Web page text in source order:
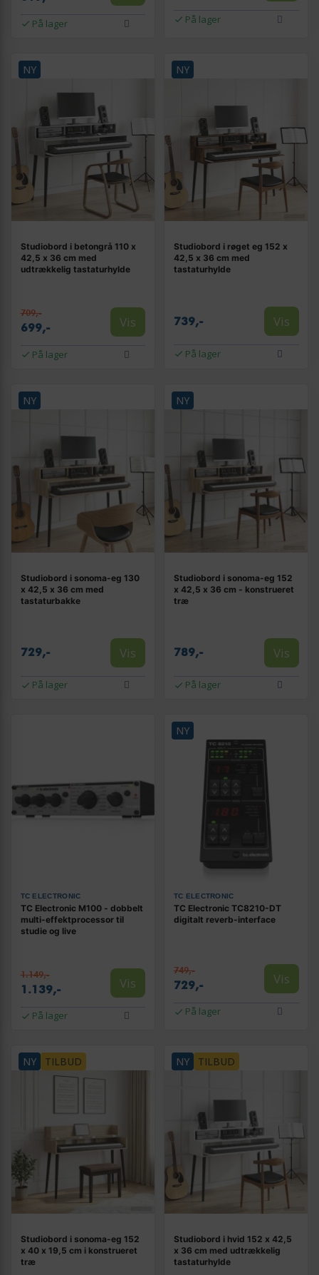
På lager På lager
NY
Studiobord i betongrå 110 x
42,5 x 36 cm med
udtrækkelig tastaturhylde
709,-
699,- Vis
På lager
NY
Studiobord i røget eg 152 x
42,5 x 36 cm med
tastaturhylde
739,- Vis
På lager
NY
Studiobord i sonoma-eg 130
x 42,5 x 36 cm med
tastaturbakke
729,- Vis
På lager
NY
Studiobord i sonoma-eg 152
x 42,5 x 36 cm - konstrueret
træ
789,- Vis
På lager
TC ELECTRONIC
TC Electronic M100 - dobbelt
multi-effektprocessor til
studie og live
1.149,-
1.139,- Vis
På lager
NY
TC ELECTRONIC
TC Electronic TC8210-DT
digitalt reverb-interface
749,-
729,- Vis
På lager
NY TILBUD
Studiobord i sonoma-eg 152
x 40 x 19,5 cm i konstrueret
træ
NY TILBUD
Studiobord i hvid 152 x 42,5
x 36 cm med udtrækkelig
tastaturhylde